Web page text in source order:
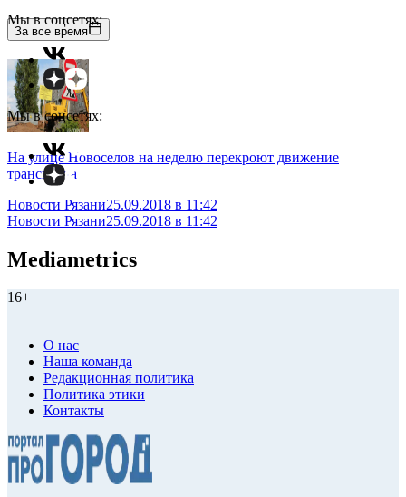
Мы в соцсетях:
Мы в соцсетях:
За все время
На улице Новоселов на неделю перекроют движение
транспорта
Новости Рязани25.09.2018 в 11:42
Новости Рязани25.09.2018 в 11:42
Mediametrics
16+
О нас
Наша команда
Редакционная политика
Политика этики
Контакты